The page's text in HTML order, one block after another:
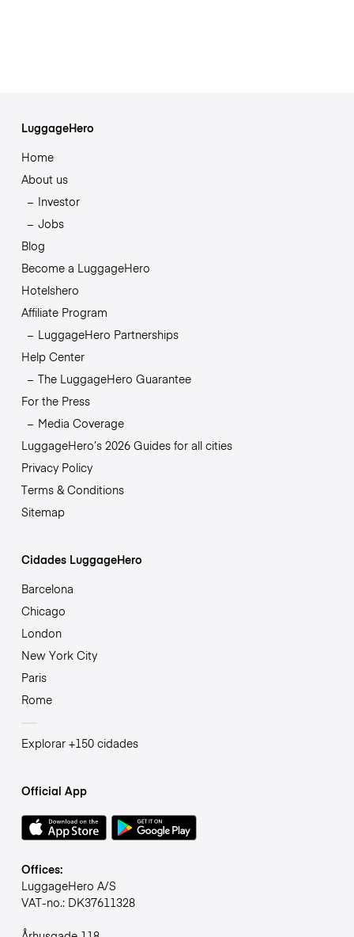
LuggageHero
Home
About us
Investor
Jobs
Blog
Become a LuggageHero
Hotelshero
Affiliate Program
LuggageHero Partnerships
Help Center
The LuggageHero Guarantee
For the Press
Media Coverage
LuggageHero’s 2026 Guides for all cities
Privacy Policy
Terms & Conditions
Sitemap
Cidades LuggageHero
Barcelona
Chicago
London
New York City
Paris
Rome
Explorar +150 cidades
Official App
Offices:
LuggageHero A/S
VAT-no.: DK37611328